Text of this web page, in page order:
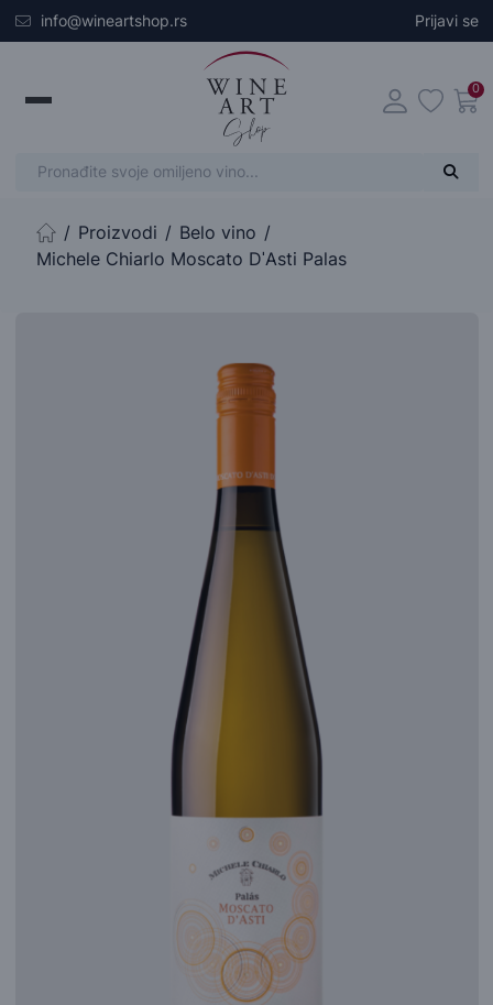
Skip to main content
info@wineartshop.rs Prijavi se
0
Početna stranica
Proizvodi
Belo vino
Michele Chiarlo Moscato DˈAsti Palas